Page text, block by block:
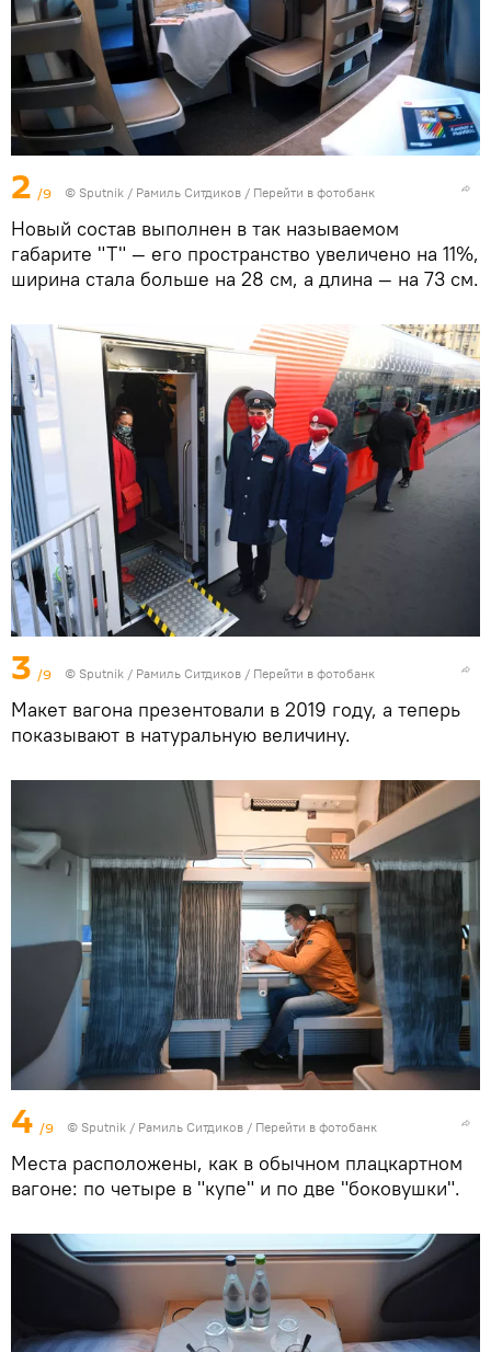
2 /9 © Sputnik / Рамиль Ситдиков / Перейти в фотобанк
Новый состав выполнен в так называемом
габарите "Т" — его пространство увеличено на 11%,
ширина стала больше на 28 см, а длина — на 73 см.
3 /9 © Sputnik / Рамиль Ситдиков / Перейти в фотобанк
Макет вагона презентовали в 2019 году, а теперь
показывают в натуральную величину.
4 /9 © Sputnik / Рамиль Ситдиков / Перейти в фотобанк
Места расположены, как в обычном плацкартном
вагоне: по четыре в "купе" и по две "боковушки".